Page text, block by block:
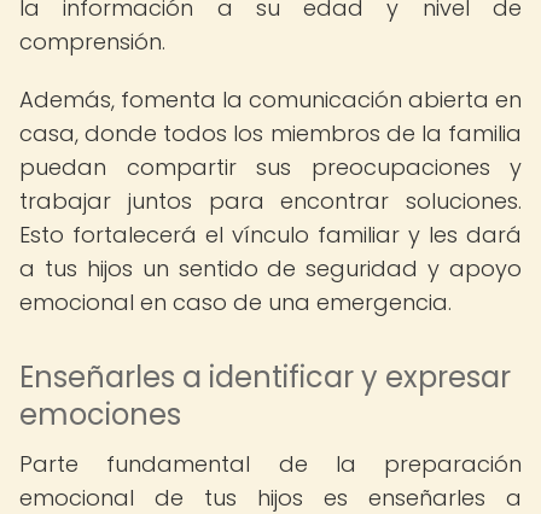
la información a su edad y nivel de
comprensión.
Además, fomenta la comunicación abierta en
casa, donde todos los miembros de la familia
puedan compartir sus preocupaciones y
trabajar juntos para encontrar soluciones.
Esto fortalecerá el vínculo familiar y les dará
a tus hijos un sentido de seguridad y apoyo
emocional en caso de una emergencia.
Enseñarles a identificar y expresar
emociones
Parte fundamental de la preparación
emocional de tus hijos es enseñarles a